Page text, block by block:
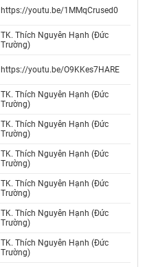
https://youtu.be/1MMqCrused0
TK. Thích Nguyên Hạnh (Đức
Trường)
https://youtu.be/O9KKes7HARE
TK. Thích Nguyên Hạnh (Đức
Trường)
TK. Thích Nguyên Hạnh (Đức
Trường)
TK. Thích Nguyên Hạnh (Đức
Trường)
TK. Thích Nguyên Hạnh (Đức
Trường)
TK. Thích Nguyên Hạnh (Đức
Trường)
TK. Thích Nguyên Hạnh (Đức
Trường)